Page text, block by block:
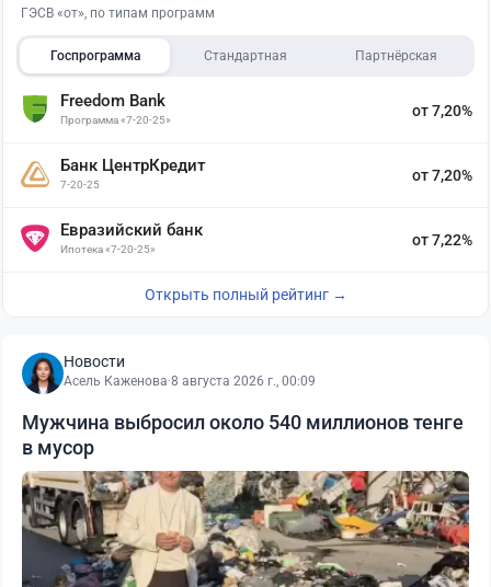
ГЭСВ «от», по типам программ
Госпрограмма Стандартная Партнёрская
Freedom Bank
Программа «7-20-25»
от 7,20%
Банк ЦентрКредит
7-20-25
от 7,20%
Евразийский банк
Ипотека «7-20-25»
от 7,22%
Открыть полный рейтинг →
Новости
Асель Каженова·8 августа 2026 г., 00:09
Мужчина выбросил около 540 миллионов тенге
в мусор